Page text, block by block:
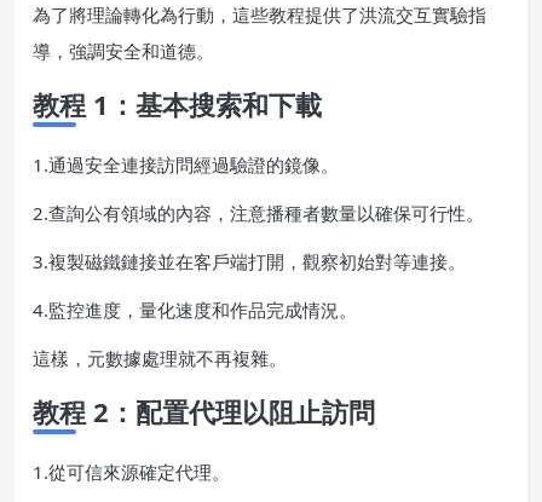
為了將理論轉化為行動，這些教程提供了洪流交互實驗指
導，強調安全和道德。
教程 1：基本搜索和下載
1.通過安全連接訪問經過驗證的鏡像。
2.查詢公有領域的內容，注意播種者數量以確保可行性。
3.複製磁鐵鏈接並在客戶端打開，觀察初始對等連接。
4.監控進度，量化速度和作品完成情況。
這樣，元數據處理就不再複雜。
教程 2：配置代理以阻止訪問
1.從可信來源確定代理。